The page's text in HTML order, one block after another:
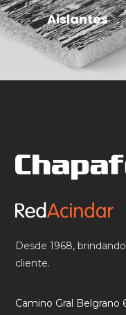
Aislantes
Desde 1968,
cliente.
Camino Gral Belgrano